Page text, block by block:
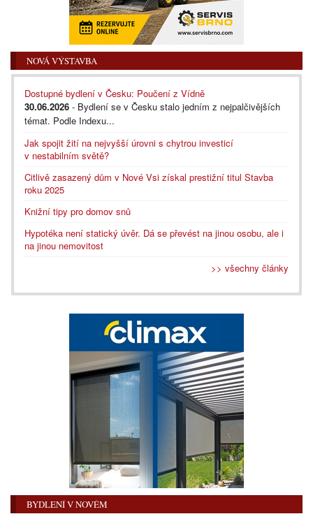
NOVÁ VÝSTAVBA
Dostupné bydlení v Česku: Poučení z Vídně
30.06.2026 - Bydlení se v Česku stalo jedním z nejpalčivějších
témat. Podle Indexu...
Jak spojit žití na nejvyšší úrovni s chytrou investicí
v nestabilním světě?
Citlivě zasazený dům v Nové Vsi získal prestižní titul Stavba
roku 2025
Knižní tipy pro domov snů
Hypotéka není statický úvěr. Dá se převést na jinou osobu, ale i
na jinou nemovitost
>> všechny články
BYDLENÍ V NOVÉM